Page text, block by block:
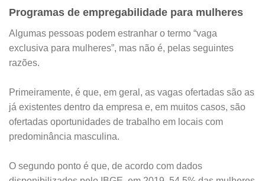
Programas de empregabilidade para mulheres
Algumas pessoas podem estranhar o termo “vaga
exclusiva para mulheres”, mas não é, pelas seguintes
razões.
Primeiramente, é que, em geral, as vagas ofertadas são as
já existentes dentro da empresa e, em muitos casos, são
ofertadas oportunidades de trabalho em locais com
predominância masculina.
O segundo ponto é que, de acordo com dados